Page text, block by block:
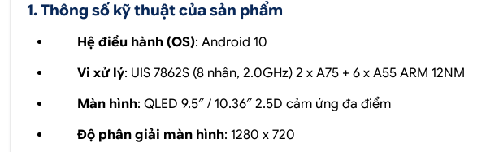
1. Thông số kỹ thuật của sản phẩm
Hệ điều hành (OS): Android 10
Vi xử lý: UIS 7862S (8 nhân, 2.0GHz) 2 x A75 + 6 x A55 ARM 12NM
Màn hình: QLED 9.5″ / 10.36″ 2.5D cảm ứng đa điểm
Độ phân giải màn hình: 1280 x 720